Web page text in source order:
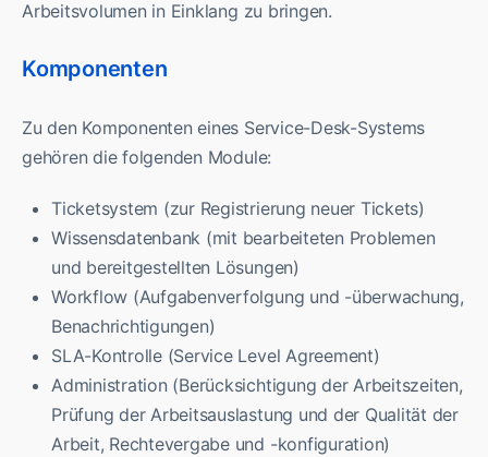
Arbeitsvolumen in Einklang zu bringen.
Komponenten
Zu den Komponenten eines Service-Desk-Systems
gehören die folgenden Module:
Ticketsystem (zur Registrierung neuer Tickets)
Wissensdatenbank (mit bearbeiteten Problemen
und bereitgestellten Lösungen)
Workflow (Aufgabenverfolgung und -überwachung,
Benachrichtigungen)
SLA-Kontrolle (Service Level Agreement)
Administration (Berücksichtigung der Arbeitszeiten,
Prüfung der Arbeitsauslastung und der Qualität der
Arbeit, Rechtevergabe und -konfiguration)